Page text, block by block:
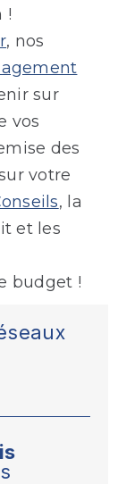
!
, nos
sur
vos
des
votre
, la
et les
budget !